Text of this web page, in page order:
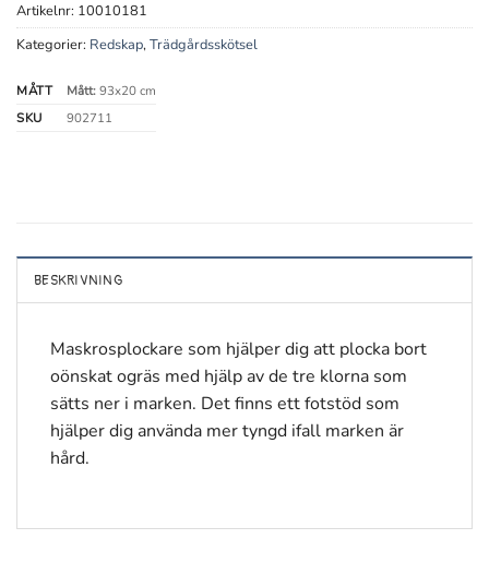
Artikelnr: 10010181
Kategorier: Redskap,Trädgårdsskötsel
MÅTT Mått:93x20 cm
SKU
902711
BESKRIVNING
Maskrosplockare som hjälper dig att plocka bort
oönskat ogräs med hjälp av de tre klorna som
sätts ner i marken. Det finns ett fotstöd som
hjälper dig använda mer tyngd ifall marken är
hård.